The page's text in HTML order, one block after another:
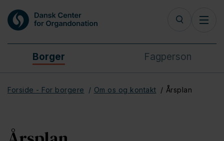
Borger Fagperson
Forside - For borgere Om os og kontakt Årsplan